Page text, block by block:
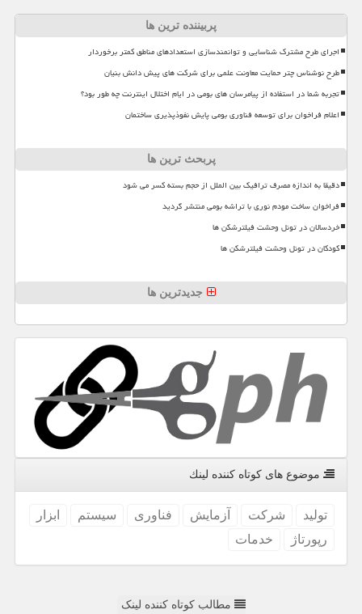
پربیننده ترین ها
اجرای طرح مشترک شناسایی و توانمندسازی استعدادهای مناطق کمتر برخوردار
طرح نوشناس چتر حمایت معاونت علمی برای شرکت های پیش دانش بنیان
تجربه شما در استفاده از پیامرسان های بومی در ایام اختلال اینترنت چه طور بود؟
اعلام فراخوان برای توسعه فناوری بومی پایش نفوذپذیری ساختمان
پربحث ترین ها
دقیقا به اندازه مصرف ترافیک بین الملل از حجم بسته کسر می شود
فراخوان ساخت مودم نوری با تراشه بومی منتشر گردید
خردسالان در تونل وحشت فیلترشکن ها
کودکان در تونل وحشت فیلترشکن ها
جدیدترین ها
موضوع های كوتاه كننده لینك
تولید شركت آزمایش فناوری سیستم
ابزار
رپورتاژ
خدمات
مطالب کوتاه کننده لینک